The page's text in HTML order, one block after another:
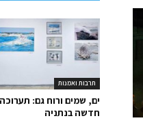
תרבות ואמנות
ים, שמים ורוח גם: תערוכה
חדשה בנתניה